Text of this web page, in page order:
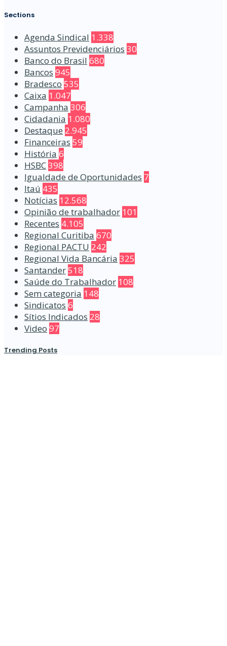
Sections
Agenda Sindical 1.338
Assuntos Previdenciários 30
Banco do Brasil 680
Bancos 945
Bradesco 535
Caixa 1.047
Campanha 306
Cidadania 1.080
Destaque 2.945
Financeiras 59
História 6
HSBC398
Igualdade de Oportunidades 7
Itaú 435
Notícias 12.568
Opinião de trabalhador 101
Recentes 4.105
Regional Curitiba 670
Regional PACTU 242
Regional Vida Bancária 325
Santander518
Saúde do Trabalhador 108
Sem categoria 148
Sindicatos 6
Sítios Indicados 28
Video 97
Trending Posts